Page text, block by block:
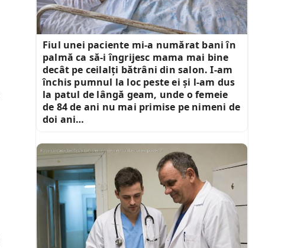
Fiul unei paciente mi-a numărat bani în
palmă ca să-i îngrijesc mama mai bine
decât pe ceilalți bătrâni din salon. I-am
închis pumnul la loc peste ei și l-am dus
la patul de lângă geam, unde o femeie
de 84 de ani nu mai primise pe nimeni de
doi ani…